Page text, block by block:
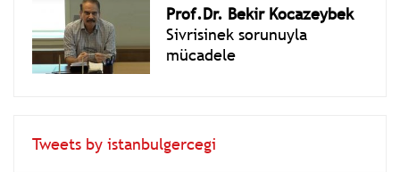
Prof.Dr. Bekir Kocazeybek
Sivrisinek sorunuyla
mücadele
Tweets by istanbulgercegi